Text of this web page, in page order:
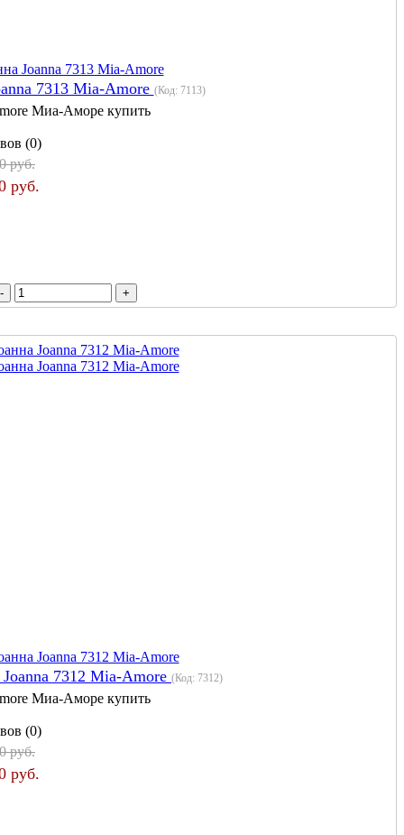
7313 Mia-Amore (Код: 7113)
Миа-Аморе купить
(0)
руб.
руб.
7312 Mia-Amore (Код: 7312)
Миа-Аморе купить
(0)
руб.
руб.